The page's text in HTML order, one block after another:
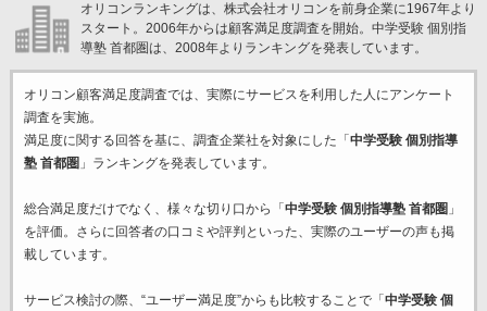
オリコンランキングは、株式会社オリコンを前身企業に1967年より
スタート。2006年からは顧客満足度調査を開始。中学受験 個別指
導塾 首都圏は、2008年よりランキングを発表しています。
オリコン顧客満足度調査では、実際にサービスを利用した 人にアンケート
調査を実施。
満足度に関する回答を基に、調査企業社を対象にした「 中学受験 個別指導
塾 首都圏 」ランキングを発表しています。
総合満足度だけでなく、様々な切り口から「 中学受験 個別指導塾 首都圏 」
を評価。さらに回答者の口コミや評判といった、実際のユーザーの声も掲
載しています。
サービス検討の際、“ユーザー満足度”からも比較することで「 中学受験 個